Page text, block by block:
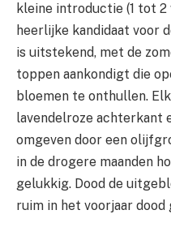
kleine introductie (1 tot 2
heerlijke kandidaat voor
is uitstekend, met de
toppen aankondigt die
bloemen te onthullen.
lavendelroze achterkant
omgeven door een
in de drogere maanden
gelukkig. Dood de
ruim in het voorjaar